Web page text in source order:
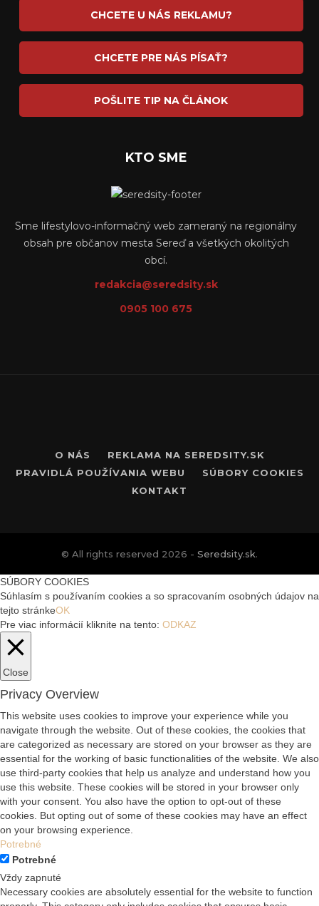
CHCETE U NÁS REKLAMU?
CHCETE PRE NÁS PÍSAŤ?
POŠLITE TIP NA ČLÁNOK
KTO SME
Sme lifestylovo-informačný web zameraný na regionálny
obsah pre občanov mesta Sereď a všetkých okolitých
obcí.
redakcia@seredsity.sk
0905 100 675
O NÁS
REKLAMA NA SEREDSITY.SK
PRAVIDLÁ POUŽÍVANIA WEBU
SÚBORY COOKIES
KONTAKT
© All rights reserved 2026 - Seredsity.sk.
SÚBORY COOKIES
Súhlasím s používaním cookies a so spracovaním osobných údajov na
tejto stránkeOK
Pre viac informácií kliknite na tento: ODKAZ
Close
Privacy Overview
This website uses cookies to improve your experience while you
navigate through the website. Out of these cookies, the cookies that
are categorized as necessary are stored on your browser as they are
essential for the working of basic functionalities of the website. We also
use third-party cookies that help us analyze and understand how you
use this website. These cookies will be stored in your browser only
with your consent. You also have the option to opt-out of these
cookies. But opting out of some of these cookies may have an effect
on your browsing experience.
Potrebné
Potrebné
Vždy zapnuté
Necessary cookies are absolutely essential for the website to function